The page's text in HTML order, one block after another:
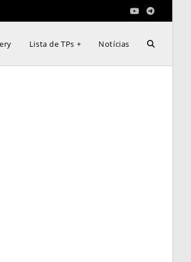
Lista de TPs + Notícias Alternar